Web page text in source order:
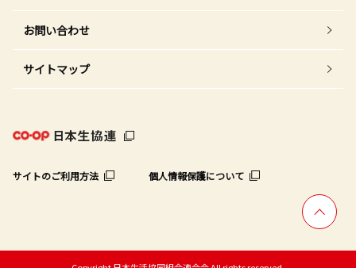
お問い合わせ
サイトマップ
サイトのご利用方法 個人情報保護について